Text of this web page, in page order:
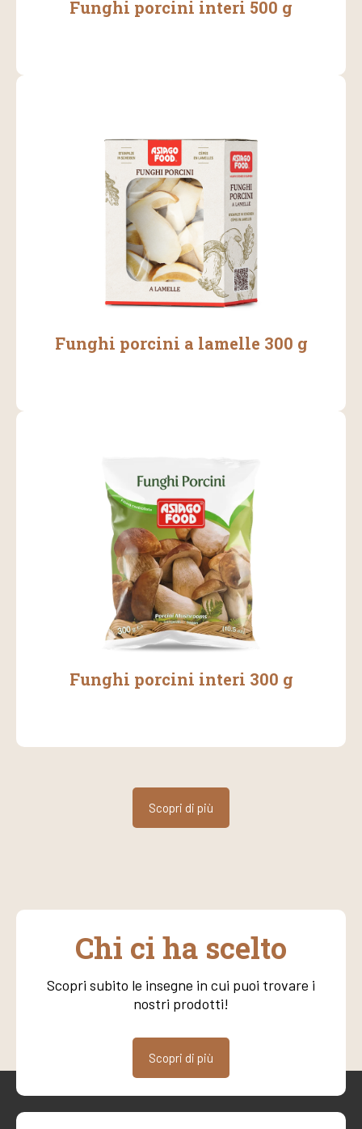
Funghi porcini interi 500 g
Funghi porcini a lamelle 300 g
Funghi porcini interi 300 g
Scopri di più
Chi ci ha scelto
Scopri subito le insegne in cui puoi trovare i
nostri prodotti!
Scopri di più